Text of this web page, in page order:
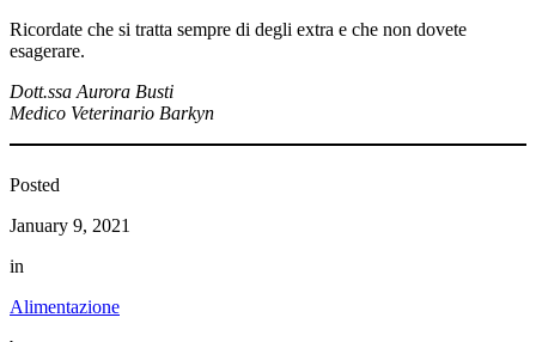
Ricordate che si tratta sempre di degli extra e che non dovete
esagerare.
Dott.ssa Aurora Busti
Medico Veterinario Barkyn
Posted
January 9, 2021
in
Alimentazione